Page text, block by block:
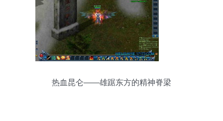
热血昆仑——雄踞东方的精神脊梁